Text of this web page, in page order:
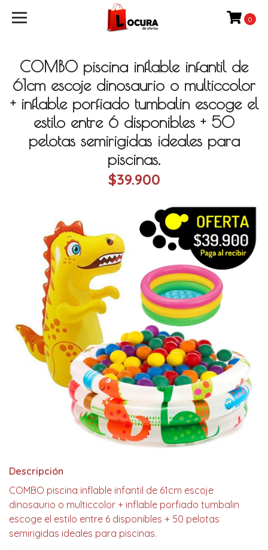
0
COMBO piscina inflable infantil de
61cm escoje dinosaurio o multiccolor
+ inflable porfiado tumbalin escoge el
estilo entre 6 disponibles + 50
pelotas semirigidas ideales para
piscinas.
$39.900
Descripción
COMBO piscina inflable infantil de 61cm escoje
dinosaurio o multiccolor + inflable porfiado tumbalin
escoge el estilo entre 6 disponibles + 50 pelotas
semirigidas ideales para piscinas.